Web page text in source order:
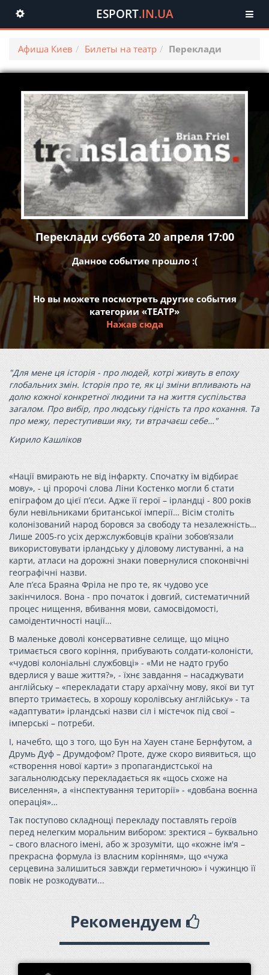
Toggle
navigation
ESPORT.IN.UA
Афиша Киев Билеты на театр Переклади
Переклади суббота 20 апреля 17:00
Данное событие прошло :(
Но вы можете посмотреть другие события
категории «ТЕАТР»
Нажав сюда
"Для мене ця історія - про людей, котрі живуть в епоху
глобальних змін. Історія про те, як ці зміни впливають на
долю кожної конкретної людини та на життя суспільства
загалом. Про вибір, про людську гідність та про кохання. Та
про межу, переступивши яку, ти втрачаєш себе…"
Кирило Кашліков
«Нації вмирають не від інфаркту. Спочатку їм відбирає
мову», - ці пророчі слова Ліни Костенко могли б стати
епіграфом до цієї п’єси. Адже її герої – ірландці - 800 років
були невільниками британської імперії… Вісім століть
колонізований народ боровся за свободу та незалежність…
Лише 2005-го усіх держслужбовців країни зобов’язали
використовувати ірландську у діловому листуванні, а на
карти, атласи на дорожні знаки повернулися споконвічні
географічні назви.
Але п’єса Браяна Фріла не про те, як чудово усе
закінчилося. Вона - про початок і довгий, систематичний
процес нищення, вбивання мови, самосвідомості,
самоідентичності нації…
В маленьке доволі консервативне селище, що міцно
тримається свого коріння, прибувають солдати-колоністи,
«чудові колоніальні службовці» - «Ми не надто грубо
вдерлися у ваше життя?», - їхнє завдання – насаджувати
англійську – «перекладати стару архаїчну мову, якої ви тут
вперто тримаєтесь, в хорошу королівську англійську» - та
«адаптувати» ірландські назви сіл і містечок під свої –
імперські – потреби.
І, начебто, що з того, що Бун на Хауен стане Бернфутом, а
Друмь Дуф – Друмдофом? Проте, дуже скоро виявиться, що
«створення нової карти» з пропагандистської на
загальнолюдську перекладається як «щось схоже на
виселення», а «інспектування території» - «довбана воєнна
операція»…
Так поступово складнощі перекладу поставлять героїв
перед нелегким моральним вибором: зректися – буквально
– свого власного імені, або ж зрозуміти, що «кожне ім'я –
прекрасна формула із власним корінням», що «чужа
серцевина залишиться завжди герметичною» і чужинцю її
повік не розкодувати...
Рекомендуем